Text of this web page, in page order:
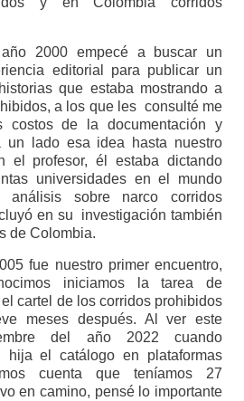
2000 empecé a buscar un
editorial para publicar un
que estaba mostrando a
a los que les consulté me
costos de la documentación y
lado esa idea hasta nuestro
el profesor, él estaba dictando
universidades en el mundo
sobre narco corridos
en su investigación también
de Colombia.
fue nuestro primer encuentro,
iniciamos la tarea de
cartel de los corridos prohibidos
meses después. Al ver este
del año 2022 cuando
hija el catálogo en plataformas
cuenta que teníamos 27
en camino, pensé lo importante